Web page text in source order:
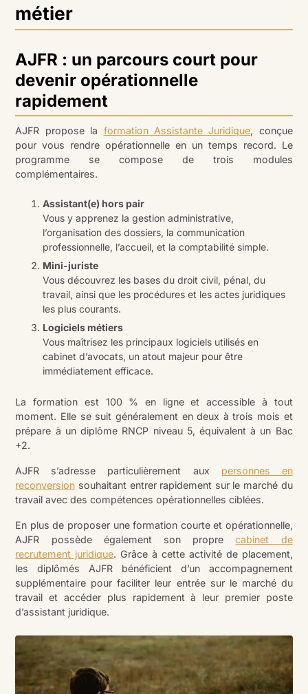
métier
AJFR : un parcours court pour
devenir opérationnelle
rapidement
AJFR propose la formation Assistante Juridique, conçue
pour vous rendre opérationnelle en un temps record. Le
programme se compose de trois modules
complémentaires.
Assistant(e) hors pair
Vous y apprenez la gestion administrative,
l’organisation des dossiers, la communication
professionnelle, l’accueil, et la comptabilité simple.
Mini-juriste
Vous découvrez les bases du droit civil, pénal, du
travail, ainsi que les procédures et les actes juridiques
les plus courants.
Logiciels métiers
Vous maîtrisez les principaux logiciels utilisés en
cabinet d’avocats, un atout majeur pour être
immédiatement efficace.
La formation est 100 % en ligne et accessible à tout
moment. Elle se suit généralement en deux à trois mois et
prépare à un diplôme RNCP niveau 5, équivalent à un Bac
+2.
AJFR s’adresse particulièrement aux personnes en
reconversion souhaitant entrer rapidement sur le marché du
travail avec des compétences opérationnelles ciblées.
En plus de proposer une formation courte et opérationnelle,
AJFR possède également son proprecabinet de
recrutement juridique. Grâce à cette activité de placement,
les diplômés AJFR bénéficient d’un accompagnement
supplémentaire pour faciliter leur entrée sur le marché du
travail et accéder plus rapidement à leur premier poste
d’assistant juridique.